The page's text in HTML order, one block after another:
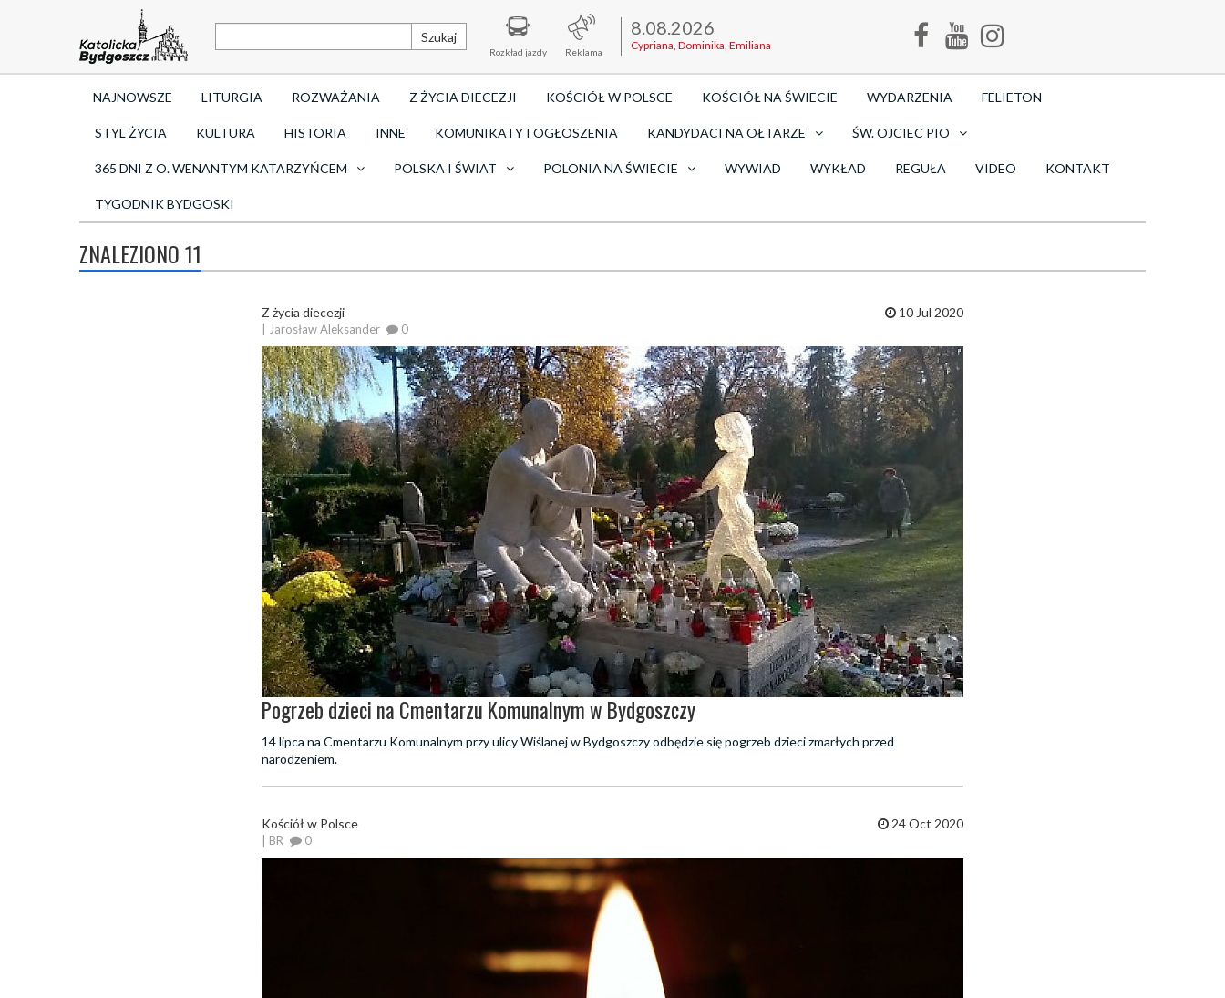
Szukaj
Rozkład jazdy Reklama
8.08.2026
Cypriana, Dominika, Emiliana
NAJNOWSZE LITURGIA ROZWAŻANIA Z ŻYCIA DIECEZJI KOŚCIÓŁ W POLSCE KOŚCIÓŁ NA ŚWIECIE WYDARZENIA FELIETON
STYL ŻYCIA KULTURA HISTORIA INNE KOMUNIKATY I OGŁOSZENIA KANDYDACI NA OŁTARZE ŚW. OJCIEC PIO
365 DNI Z O. WENANTYM KATARZYŃCEM POLSKA I ŚWIAT POLONIA NA ŚWIECIE WYWIAD WYKŁAD REGUŁA VIDEO KONTAKT
TYGODNIK BYDGOSKI
ZNALEZIONO 11
Z życia diecezji
| Jarosław Aleksander 0
10 Jul 2020
Pogrzeb dzieci na Cmentarzu Komunalnym w Bydgoszczy
14 lipca na Cmentarzu Komunalnym przy ulicy Wiślanej w Bydgoszczy odbędzie się pogrzeb dzieci zmarłych przed
narodzeniem.
Kościół w Polsce
| BR 0
24 Oct 2020